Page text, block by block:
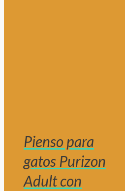
Pienso para
gatos Purizon
Adult con